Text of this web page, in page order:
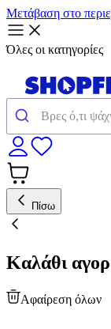
Μετάβαση στο
Όλες οι κατηγορίες
Πίσω
Καλάθι
Αφαίρεση όλων